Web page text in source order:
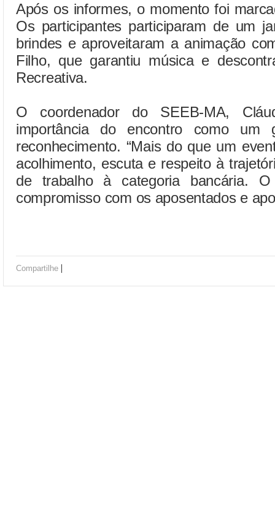
Após os informes, o momento foi
Os participantes participaram de um
brindes e aproveitaram a animação
Filho, que garantiu música e
Recreativa.
O coordenador do SEEB-MA,
importância do encontro como um
reconhecimento. “Mais do que um
acolhimento, escuta e respeito à
de trabalho à categoria bancária.
compromisso com os aposentados e
Compartilhe |